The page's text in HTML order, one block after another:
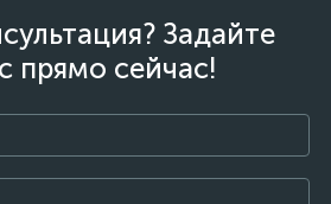
Задайте
прямо сейчас!